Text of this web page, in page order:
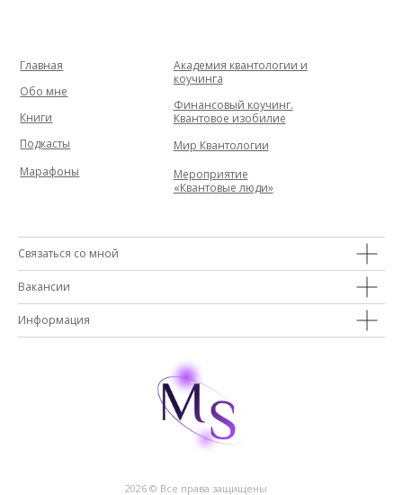
Главная
Обо мне
Книги
Подкасты
Академия квантологии и
коучинга
Финансовый коучинг.
Квантовое изобилие
Мир Квантологии
Мероприятие
«Квантовые люди»
Марафоны
Связаться со мной
Вакансии
Информация
2026 © Все права защищены